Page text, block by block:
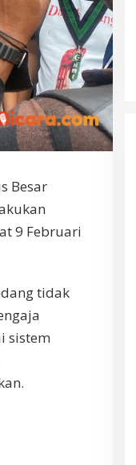
Besar
9 Februari
tidak
sistem